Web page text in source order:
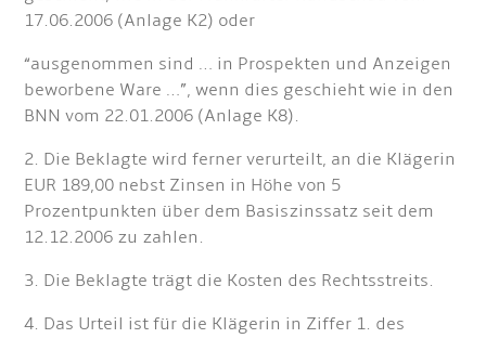
17.06.2006 (Anlage K2) oder
“ausgenommen sind … in Prospekten und Anzeigen
beworbene Ware …”, wenn dies geschieht wie in den
BNN vom 22.01.2006 (Anlage K8).
2. Die Beklagte wird ferner verurteilt, an die Klägerin
EUR 189,00 nebst Zinsen in Höhe von 5
Prozentpunkten über dem Basiszinssatz seit dem
12.12.2006 zu zahlen.
3. Die Beklagte trägt die Kosten des Rechtsstreits.
4. Das Urteil ist für die Klägerin in Ziffer 1. des